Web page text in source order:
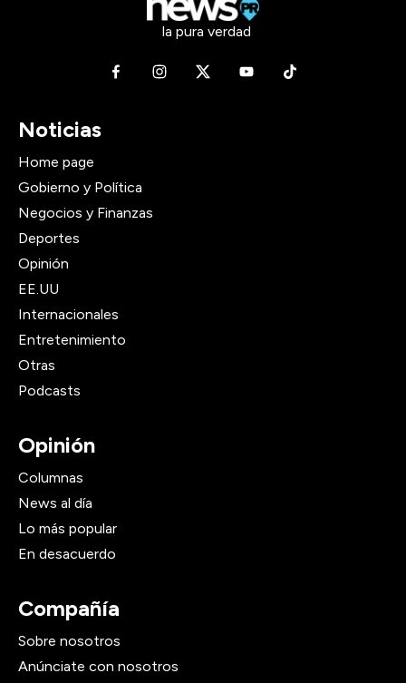
la pura verdad
Noticias
Home page
Gobierno y Política
Negocios y Finanzas
Deportes
Opinión
EE.UU
Internacionales
Entretenimiento
Otras
Podcasts
Opinión
Columnas
News al día
Lo más popular
En desacuerdo
Compañía
Sobre nosotros
Anúnciate con nosotros